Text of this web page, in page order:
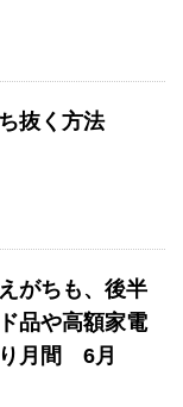
抜く方法
がちも、後半
品や高額家電
月間 6月